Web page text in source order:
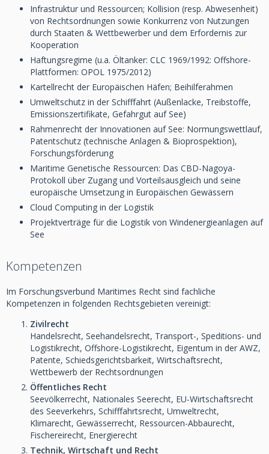
Infrastruktur und Ressourcen; Kollision (resp. Abwesenheit)
von Rechtsordnungen sowie Konkurrenz von Nutzungen
durch Staaten & Wettbewerber und dem Erfordernis zur
Kooperation
Haftungsregime (u.a. Öltanker: CLC 1969/1992: Offshore-
Plattformen: OPOL 1975/2012)
Kartellrecht der Europäischen Häfen; Beihilferahmen
Umweltschutz in der Schifffahrt (Außenlacke, Treibstoffe,
Emissionszertifikate, Gefahrgut auf See)
Rahmenrecht der Innovationen auf See: Normungswettlauf,
Patentschutz (technische Anlagen & Bioprospektion),
Forschungsförderung
Maritime Genetische Ressourcen: Das CBD-Nagoya-
Protokoll über Zugang und Vorteilsausgleich und seine
europäische Umsetzung in Europäischen Gewässern
Cloud Computing in der Logistik
Projektverträge für die Logistik von Windenergieanlagen auf
See
Kompetenzen
Im Forschungsverbund Maritimes Recht sind fachliche
Kompetenzen in folgenden Rechtsgebieten vereinigt:
Zivilrecht
Handelsrecht, Seehandelsrecht, Transport-, Speditions- und
Logistikrecht, Offshore-Logistikrecht, Eigentum in der AWZ,
Patente, Schiedsgerichtsbarkeit, Wirtschaftsrecht,
Wettbewerb der Rechtsordnungen
Öffentliches Recht
Seevölkerrecht, Nationales Seerecht, EU-Wirtschaftsrecht
des Seeverkehrs, Schifffahrtsrecht, Umweltrecht,
Klimarecht, Gewässerrecht, Ressourcen-Abbaurecht,
Fischereirecht, Energierecht
Technik, Wirtschaft und Recht